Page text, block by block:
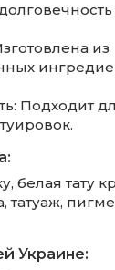
из
Подходит
белая тату
татуаж,
Украине: